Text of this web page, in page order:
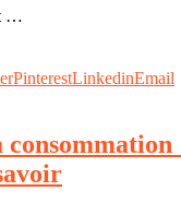
…
PinterestLinkedinEmail